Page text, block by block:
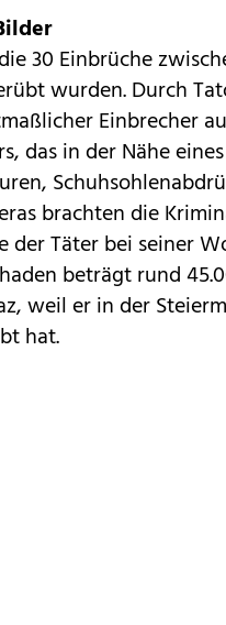
30 Einbrüche
wurden. Durch
Einbrecher
das in der Nähe
brachten die
der Täter bei seiner
beträgt rund
weil er in der
hat.